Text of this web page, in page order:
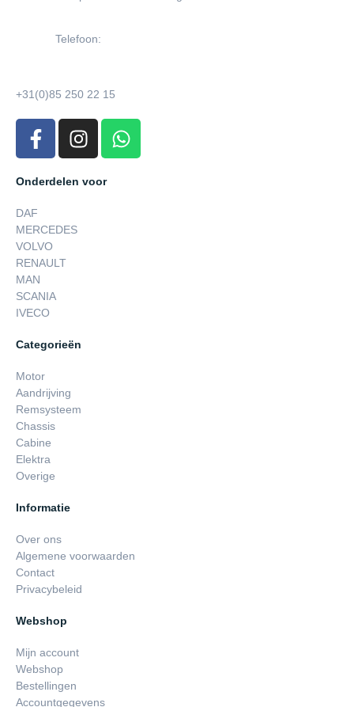
Telefoon:
+31(0)85 250 22 15
Onderdelen voor
DAF
MERCEDES
VOLVO
RENAULT
MAN
SCANIA
IVECO
Categorieën
Motor
Aandrijving
Remsysteem
Chassis
Cabine
Elektra
Overige
Informatie
Over ons
Algemene voorwaarden
Contact
Privacybeleid
Webshop
Mijn account
Webshop
Bestellingen
Accountgegevens